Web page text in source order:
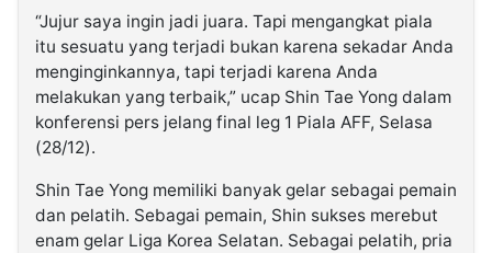
“Jujur saya ingin jadi juara. Tapi mengangkat piala
itu sesuatu yang terjadi bukan karena sekadar Anda
menginginkannya, tapi terjadi karena Anda
melakukan yang terbaik,” ucap Shin Tae Yong dalam
konferensi pers jelang final leg 1 Piala AFF, Selasa
(28/12).
Shin Tae Yong memiliki banyak gelar sebagai pemain
dan pelatih. Sebagai pemain, Shin sukses merebut
enam gelar Liga Korea Selatan. Sebagai pelatih, pria